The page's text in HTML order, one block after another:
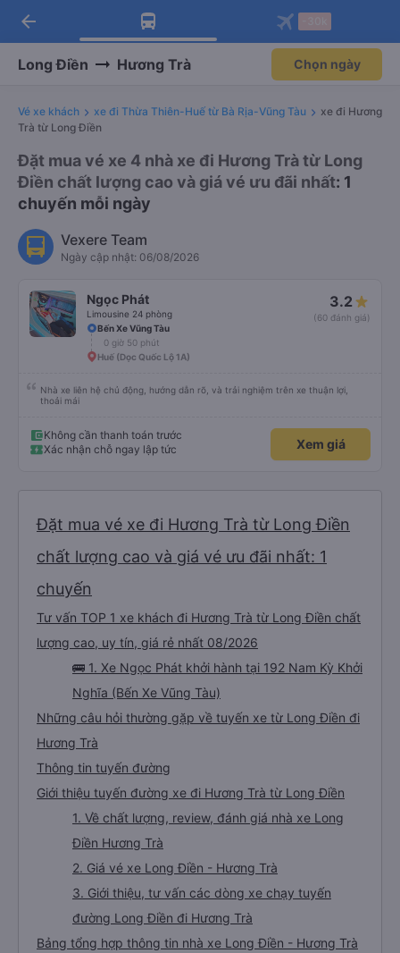
Tải app Vexere ngay!
Nhận ưu đãi thành viên độc
Mở app
Tải app Vexere
-30k/ghế khi đặt vé máy bay qua
Mở app
arrow_back
Long Điền Hương Trà Chọn ngày
Vé xe khách xe đi Thừa Thiên-Huế từ Bà Rịa-Vũng Tàu
xe đi Hương
Trà từ Long Điền
Đặt mua vé xe 4 nhà xe đi Hương Trà từ Long
Điền chất lượng cao và giá vé ưu đãi nhất: 1
chuyến mỗi ngày
Vexere Team
Ngày cập nhật: 06/08/2026
Ngọc Phát
Limousine 24 phòng
3.2
(60 đánh giá)
Bến Xe Vũng Tàu
0 giờ 50 phút
Huế (Dọc Quốc Lộ 1A)
Nhà xe liên hệ chủ động, hướng dẫn rõ, và trải nghiệm trên xe thuận lợi,
thoải mái
Không cần thanh toán trước
Xác nhận chỗ ngay lập tức
Xem giá
Đặt mua vé xe đi Hương Trà từ Long Điền
chất lượng cao và giá vé ưu đãi nhất: 1
chuyến
Tư vấn TOP 1 xe khách đi Hương Trà từ Long Điền chất
lượng cao, uy tín, giá rẻ nhất 08/2026
🚌 1. Xe Ngọc Phát khởi hành tại 192 Nam Kỳ Khởi
Nghĩa (Bến Xe Vũng Tàu)
Những câu hỏi thường gặp về tuyến xe từ Long Điền đi
Hương Trà
Thông tin tuyến đường
Giới thiệu tuyến đường xe đi Hương Trà từ Long Điền
1. Về chất lượng, review, đánh giá nhà xe Long
Điền Hương Trà
2. Giá vé xe Long Điền - Hương Trà
3. Giới thiệu, tư vấn các dòng xe chạy tuyến
đường Long Điền đi Hương Trà
Bảng tổng hợp thông tin nhà xe Long Điền - Hương Trà